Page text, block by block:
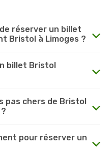
réserver un billet
Bristol à Limoges ?
billet Bristol
pas chers de Bristol
pour réserver un